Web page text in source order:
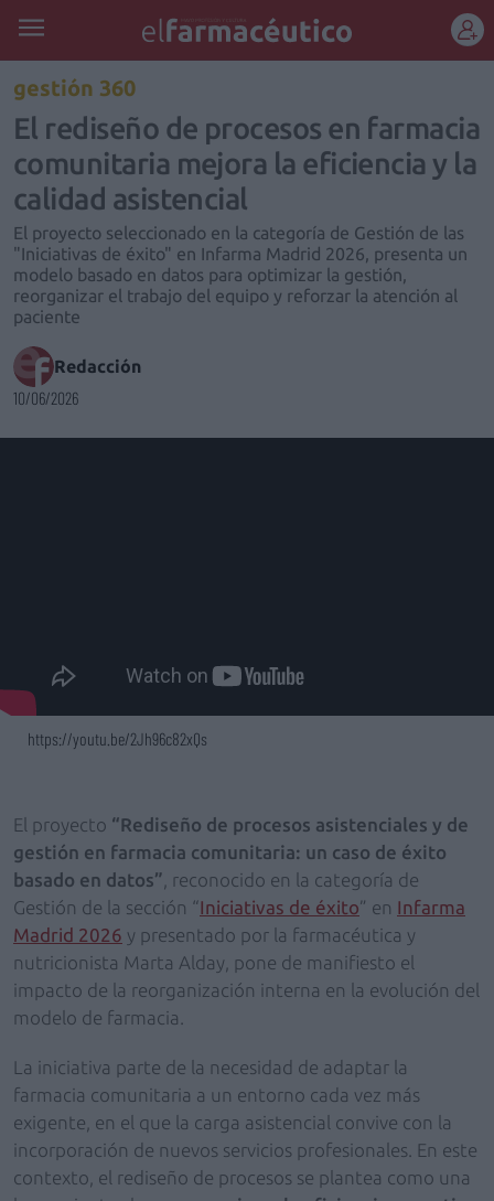
gestión 360
El rediseño de procesos en farmacia
comunitaria mejora la eficiencia y la
calidad asistencial
El proyecto seleccionado en la categoría de Gestión de las
"Iniciativas de éxito" en Infarma Madrid 2026, presenta un
modelo basado en datos para optimizar la gestión,
reorganizar el trabajo del equipo y reforzar la atención al
paciente
Redacción
10/06/2026
https://youtu.be/2Jh96c82xQs
El proyecto “Rediseño de procesos asistenciales y de
gestión en farmacia comunitaria: un caso de éxito
basado en datos” , reconocido en la categoría de
Gestión de la sección “Iniciativas de éxito” en Infarma
Madrid 2026 y presentado por la farmacéutica y
nutricionista Marta Alday, pone de manifiesto el
impacto de la reorganización interna en la evolución del
modelo de farmacia.
La iniciativa parte de la necesidad de adaptar la
farmacia comunitaria a un entorno cada vez más
exigente, en el que la carga asistencial convive con la
incorporación de nuevos servicios profesionales. En este
contexto, el rediseño de procesos se plantea como una